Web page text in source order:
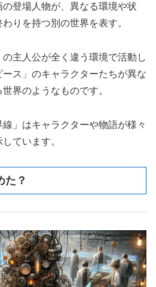
登場人物が、異なる環境や状
りを持つ別の世界を表す。
主人公が全く違う環境で活動し
ス」のキャラクターたちが異な
界のようなものです。
」はキャラクターや物語が様々
ています。
た？